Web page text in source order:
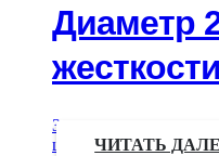
Диаметр
Запрос
цены
ЧИТАТЬ